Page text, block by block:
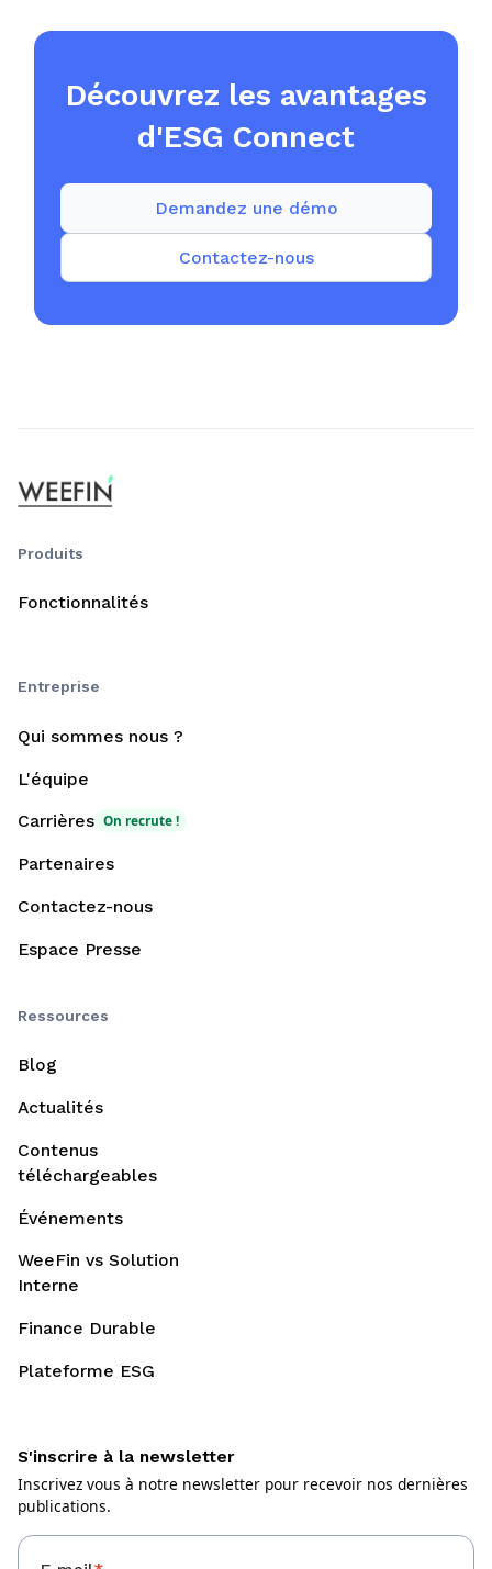
Découvrez les avantages
d'ESG Connect
Contactez-nous
Demandez une démo
Produits
Fonctionnalités
Entreprise
Qui sommes nous ?
L'équipe
Carrières On recrute !
Partenaires
Contactez-nous
Espace Presse
Ressources
Blog
Actualités
Contenus
téléchargeables
Événements
WeeFin vs Solution
Interne
Finance Durable
Plateforme ESG
S'inscrire à la newsletter
Inscrivez vous à notre newsletter pour recevoir nos dernières
publications.